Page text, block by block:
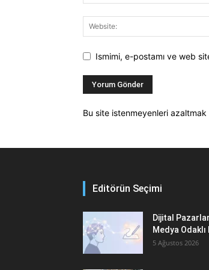
Ismimi, e-postamı ve web
Bu site istenmeyenleri azaltmak
Editörün Seçimi
Dijital
Medya Odaklı
5 Ağustos 2026